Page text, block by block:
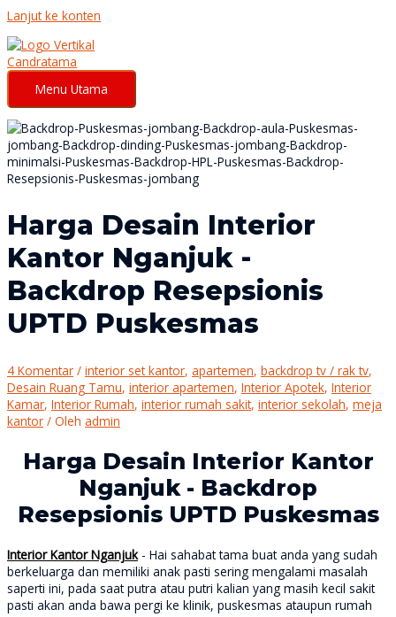
Lanjut ke konten
Menu Utama
Harga Desain Interior
Kantor Nganjuk -
Backdrop Resepsionis
UPTD Puskesmas
4 Komentar / interior set kantor, apartemen, backdrop tv / rak tv,
Desain Ruang Tamu, interior apartemen, Interior Apotek, Interior
Kamar, Interior Rumah, interior rumah sakit, interior sekolah, meja
kantor / Oleh admin
Harga Desain Interior Kantor
Nganjuk - Backdrop
Resepsionis UPTD Puskesmas
Interior Kantor Nganjuk- Hai sahabat tama buat anda yang sudah
berkeluarga dan memiliki anak pasti sering mengalami masalah
saperti ini, pada saat putra atau putri kalian yang masih kecil sakit
pasti akan anda bawa pergi ke klinik, puskesmas ataupun rumah